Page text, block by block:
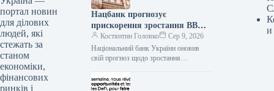
портал новин
для ділових
людей, які
стежать за
станом
економіки,
фінансових
ринків і
Нацбанк прогнозує
прискорення зростання ВВП
України до 4,2% на кінець
2026 року
Костянтин Головко
Сер 9, 2026
Національний банк України оновив
свій прогноз щодо зростання
продукту (ВВП). Очікується, що у
третьому кварталі 2026 року…
и